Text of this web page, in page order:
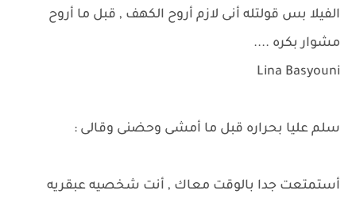
الفيلا بس قولتله أنى لازم أروح الكهف , قبل ما أروح
مشوار بكره ....
Lina Basyouni
سلم عليا بحراره قبل ما أمشى وحضنى وقالى :
أستمتعت جدا بالوقت معاك , أنت شخصيه عبقريه